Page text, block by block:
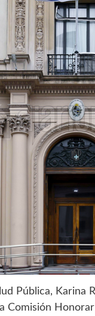
Pública, Karina
Comisión